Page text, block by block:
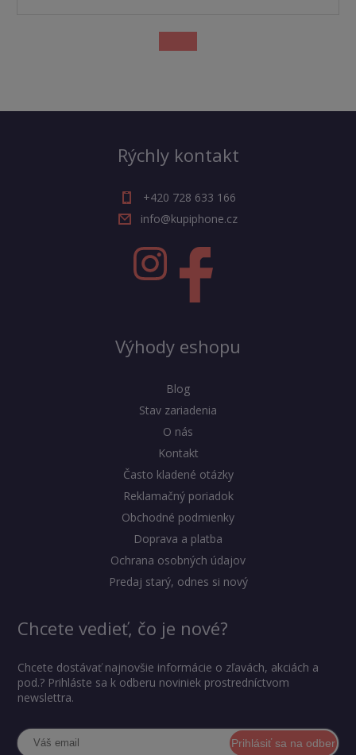
Rýchly kontakt
+420 728 633 166
info@kupiphone.cz
Výhody eshopu
Blog
Stav zariadenia
O nás
Kontakt
Často kladené otázky
Reklamačný poriadok
Obchodné podmienky
Doprava a platba
Ochrana osobných údajov
Predaj starý, odnes si nový
Chcete vedieť, čo je nové?
Chcete dostávať najnovšie informácie o zľavách, akciách a
pod.? Prihláste sa k odberu noviniek prostredníctvom
newslettra.
Prihlásiť sa na odber